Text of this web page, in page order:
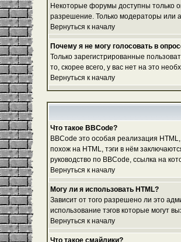
Некоторые форумы доступны только
разрешение. Только модераторы или
Вернуться к началу
Почему я не могу голосовать в
Только зарегистрированные
то, скорее всего, у вас нет на это
Вернуться к началу
Что такое BBCode?
BBCode это особая реализация
похож на HTML, тэги в нём
руководство по BBCode, ссылка на
Вернуться к началу
Могу ли я использовать HTML?
Зависит от того разрешено ли это
использование тэгов которые могут
Вернуться к началу
Что такое смайлики?